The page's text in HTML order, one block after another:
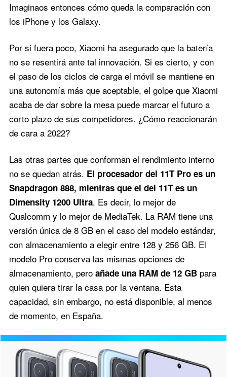
Imaginaos entonces cómo queda la comparación con
los iPhone y los Galaxy.
Por si fuera poco, Xiaomi ha asegurado que la batería
no se resentirá ante tal innovación. Si es cierto, y con
el paso de los ciclos de carga el móvil se mantiene en
una autonomía más que aceptable, el golpe que Xiaomi
acaba de dar sobre la mesa puede marcar el futuro a
corto plazo de sus competidores. ¿Cómo reaccionarán
de cara a 2022?
Las otras partes que conforman el rendimiento interno
no se quedan atrás. El procesador del 11T Pro es un
Snapdragon 888, mientras que el del 11T es un
Dimensity 1200 Ultra. Es decir, lo mejor de
Qualcomm y lo mejor de MediaTek. La RAM tiene una
versión única de 8 GB en el caso del modelo estándar,
con almacenamiento a elegir entre 128 y 256 GB. El
modelo Pro conserva las mismas opciones de
almacenamiento, pero añade una RAM de 12 GBpara
quien quiera tirar la casa por la ventana. Esta
capacidad, sin embargo, no está disponible, al menos
de momento, en España.